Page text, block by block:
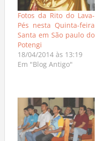
Fotos da Rito do Lava-
Pés nesta Quinta-feira
Santa em São paulo do
Potengi
18/04/2014 às 13:19
Em "Blog Antigo"